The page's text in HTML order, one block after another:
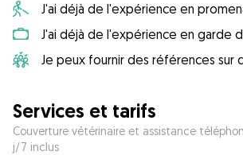
J'ai déjà de l'expérience en
J'ai déjà de l'expérience en garde
Je peux fournir des références sur
Services et tarifs
Couverture vétérinaire et assistance
j/7 inclus